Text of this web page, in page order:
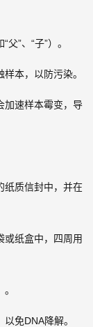
”、“子”）。
本，以防污染。
加速样本霉变，导
纸质信封中，并在
或纸盒中，四周用
免DNA降解。